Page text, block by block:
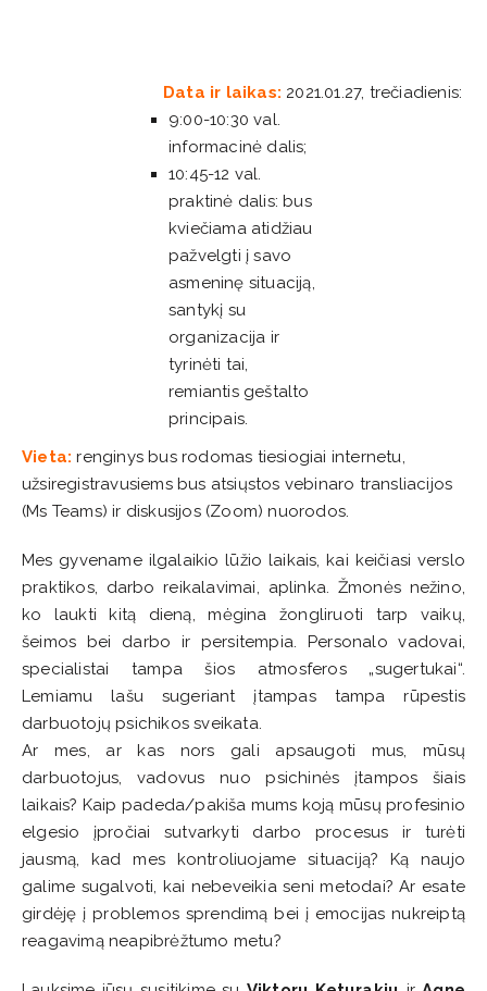
Data ir laikas: 2021.01.27, trečiadienis:
9:00-10:30 val.
informacinė dalis;
10:45-12 val.
praktinė dalis: bus
kviečiama atidžiau
pažvelgti į savo
asmeninę situaciją,
santykį su
organizacija ir
tyrinėti tai,
remiantis geštalto
principais.
Vieta:renginys bus rodomas tiesiogiai internetu,
užsiregistravusiems bus atsiųstos vebinaro transliacijos
(Ms Teams) ir diskusijos (Zoom) nuorodos.
Mes gyvename ilgalaikio lūžio laikais, kai keičiasi verslo
praktikos, darbo reikalavimai, aplinka. Žmonės nežino,
ko laukti kitą dieną, mėgina žongliruoti tarp vaikų,
šeimos bei darbo ir persitempia. Personalo vadovai,
specialistai tampa šios atmosferos „sugertukai“.
Lemiamu lašu sugeriant įtampas tampa rūpestis
darbuotojų psichikos sveikata.
Ar mes, ar kas nors gali apsaugoti mus, mūsų
darbuotojus, vadovus nuo psichinės įtampos šiais
laikais? Kaip padeda/pakiša mums koją mūsų profesinio
elgesio įpročiai sutvarkyti darbo procesus ir turėti
jausmą, kad mes kontroliuojame situaciją? Ką naujo
galime sugalvoti, kai nebeveikia seni metodai? Ar esate
girdėję į problemos sprendimą bei į emocijas nukreiptą
reagavimą neapibrėžtumo metu?